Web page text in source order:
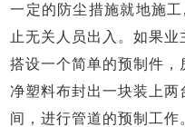
一定的防尘措施就地施
止无关人员出入。如果
搭设一个简单的预制件
净塑料布封出一块装上两
间，进行管道的预制工作